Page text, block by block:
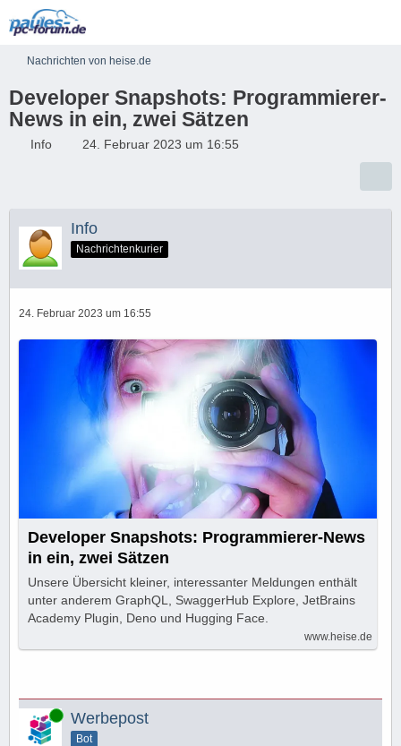
Nachrichten von heise.de
Developer Snapshots: Programmierer-
News in ein, zwei Sätzen
Info 24. Februar 2023 um 16:55
Info
Nachrichtenkurier
24. Februar 2023 um 16:55
Developer Snapshots: Programmierer-News
in ein, zwei Sätzen
Unsere Übersicht kleiner, interessanter Meldungen enthält
unter anderem GraphQL, SwaggerHub Explore, JetBrains
Academy Plugin, Deno und Hugging Face.
www.heise.de
Online Werbepost
Bot